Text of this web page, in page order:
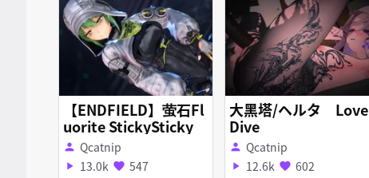
【ENDFIELD】萤石Fl
uorite StickySticky
person Qcatnip
play_arrow 13.0k favorite 547
大黑塔/ヘルタ Love
Dive
person Qcatnip
play_arrow 12.6k favorite 602